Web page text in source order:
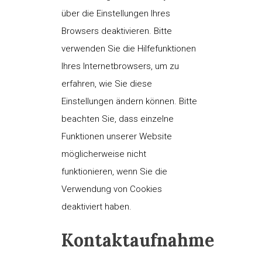
über die Einstellungen Ihres
Browsers deaktivieren. Bitte
verwenden Sie die Hilfefunktionen
Ihres Internetbrowsers, um zu
erfahren, wie Sie diese
Einstellungen ändern können. Bitte
beachten Sie, dass einzelne
Funktionen unserer Website
möglicherweise nicht
funktionieren, wenn Sie die
Verwendung von Cookies
deaktiviert haben.
Kontaktaufnahme